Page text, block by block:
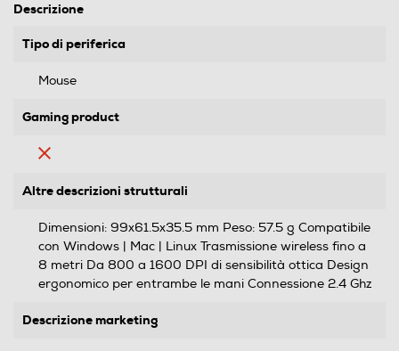
Descrizione
Tipo di periferica
Mouse
Gaming product
Altre descrizioni strutturali
Dimensioni: 99x61.5x35.5 mm Peso: 57.5 g Compatibile
con Windows | Mac | Linux Trasmissione wireless fino a
8 metri Da 800 a 1600 DPI di sensibilità ottica Design
ergonomico per entrambe le mani Connessione 2.4 Ghz
Descrizione marketing